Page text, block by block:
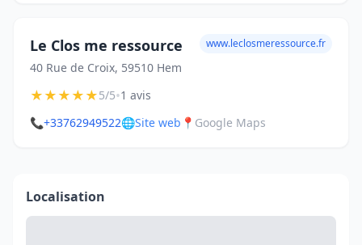
Le Clos me ressource
40 Rue de Croix, 59510 Hem
www.leclosmeressource.fr
★★★★★5/5•1 avis
📞+33762949522🌐Site web 📍 Google Maps
Localisation